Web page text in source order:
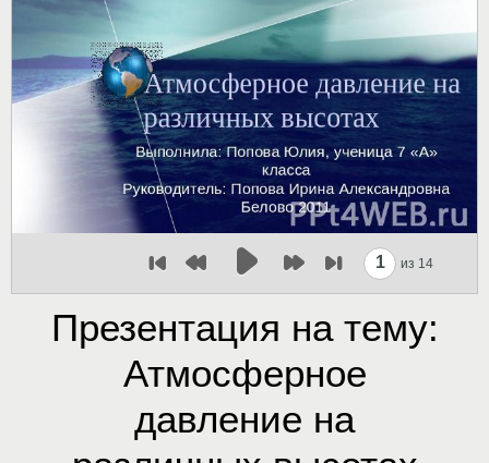
1 из 14
Презентация на тему:
Атмосферное
давление на